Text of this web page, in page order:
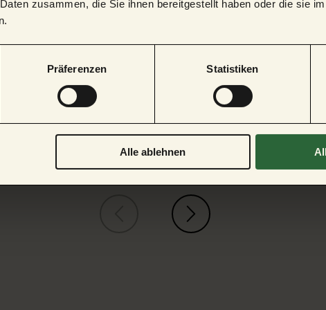
zusammen, die Sie ihnen bereitgestellt haben oder die sie
Präferenzen Statistiken
Alle ablehnen